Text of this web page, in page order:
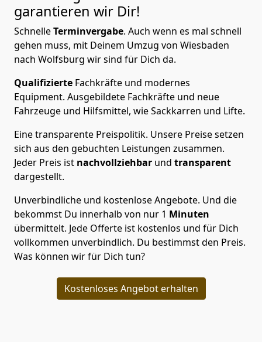
garantieren wir Dir!
SchnelleTerminvergabe. Auch wenn es mal schnell
gehen muss, mit Deinem Umzug von Wiesbaden
nach Wolfsburg wir sind für Dich da.
Qualifizierte Fachkräfte und modernes
Equipment. Ausgebildete Fachkräfte und neue
Fahrzeuge und Hilfsmittel, wie Sackkarren und Lifte.
Eine transparente Preispolitik. Unsere Preise setzen
sich aus den gebuchten Leistungen zusammen.
Jeder Preis ist nachvollziehbar und transparent
dargestellt.
Unverbindliche und kostenlose Angebote. Und die
bekommst Du innerhalb von nur 1 Minuten
übermittelt. Jede Offerte ist kostenlos und für Dich
vollkommen unverbindlich. Du bestimmst den Preis.
Was können wir für Dich tun?
Kostenloses Angebot erhalten